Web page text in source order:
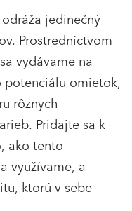
jedinečný
Prostredníctvom
vydávame na
omietok,
rôznych
Pridajte sa k
ako tento
využívame, a
ktorú v sebe